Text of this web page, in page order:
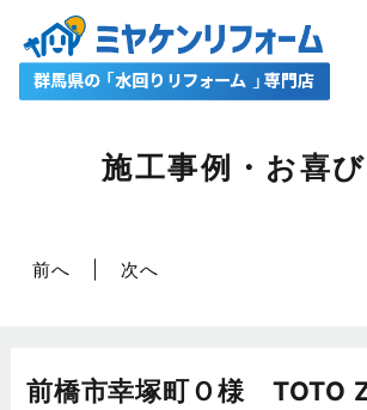
施工事例・お喜
前へ 次へ
前橋市幸塚町Ｏ様 TOTO